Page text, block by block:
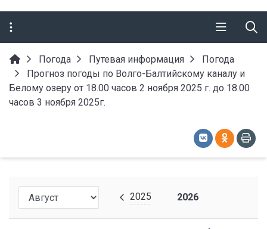
Погода Путевая информация
Погода
Прогноз погоды по Волго-Балтийскому каналу и
Белому озеру от 18.00 часов 2 ноября 2025 г. до 18.00
часов 3 ноября 2025г.
2025 2026